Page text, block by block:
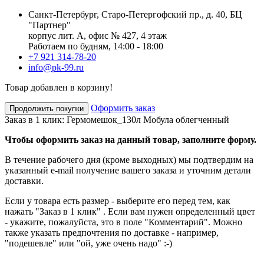
Санкт-Петербург, Старо-Петергофский пр., д. 40, БЦ
"Партнер"
корпус лит. А, офис № 427, 4 этаж
Работаем по будням, 14:00 - 18:00
+7 921 314-78-20
info@pk-99.ru
Товар добавлен в корзину!
Продолжить покупки
Оформить заказ
Заказ в 1 клик: Гермомешок_130л Мобула облегченный
Чтобы оформить заказ на данный товар, заполните форму.
В течение рабочего дня (кроме выходных) мы подтвердим на
указанный e-mail получение вашего заказа и уточним детали
доставки.
Если у товара есть размер - выберите его перед тем, как
нажать "Заказ в 1 клик" . Если вам нужен определенный цвет
- укажите, пожалуйста, это в поле "Комментарий". Можно
также указать предпочтения по доставке - например,
"подешевле" или "ой, уже очень надо" :-)